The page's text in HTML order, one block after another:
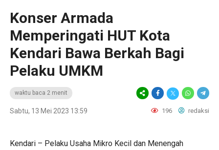
Konser Armada
Memperingati HUT Kota
Kendari Bawa Berkah Bagi
Pelaku UMKM
waktu baca 2 menit
Sabtu, 13 Mei 2023 13:59 196 redaksi
Kendari – Pelaku Usaha Mikro Kecil dan Menengah